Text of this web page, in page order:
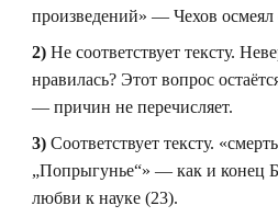
произведений» — Чехов осмеял
2) Не соответствует тексту.
нравилась? Этот вопрос
— причин не перечисляет.
3) Соответствует тексту.
„Попрыгунье“» — как и конец
любви к науке (23).